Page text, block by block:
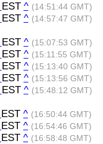
EST ^ (14:51:44 GMT)
EST ^ (14:57:47 GMT)
EST ^ (15:07:53 GMT)
EST ^ (15:11:55 GMT)
EST ^ (15:13:40 GMT)
EST ^ (15:13:56 GMT)
EST ^ (15:48:12 GMT)
EST ^ (16:50:44 GMT)
EST ^ (16:54:46 GMT)
EST ^ (16:58:48 GMT)